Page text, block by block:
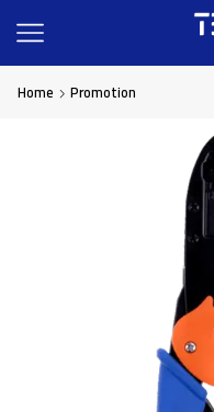
Home Promotion